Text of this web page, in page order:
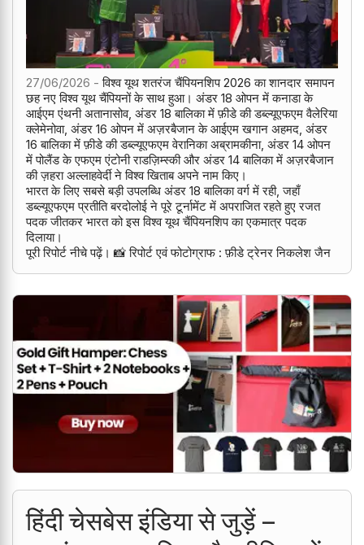
27/06/2026 - विश्व यूथ शतरंज चैंपियनशिप 2026 का शानदार समापन
छह नए विश्व यूथ चैंपियनों के साथ हुआ। अंडर 18 ओपन में कनाडा के
आईएम एंथनी अतानासोव, अंडर 18 बालिका में फ़ीडे की डब्ल्यूएफएम वैलेरिया
क्लेमेनोवा, अंडर 16 ओपन में अज़रबैजान के आईएम खगान अहमद, अंडर
16 बालिका में फ़ीडे की डब्ल्यूएफएम वेरानिका अब्रामकीना, अंडर 14 ओपन
में पोलैंड के एफएम एंटोनी राडज़िम्स्की और अंडर 14 बालिका में अज़रबैजान
की ज़हरा अल्लाहवेर्दी ने विश्व खिताब अपने नाम किए।
भारत के लिए सबसे बड़ी उपलब्धि अंडर 18 बालिका वर्ग में रही, जहाँ
डब्ल्यूएफएम प्रतीति बरदोलोई ने पूरे टूर्नामेंट में अपराजित रहते हुए रजत
पदक जीतकर भारत को इस विश्व यूथ चैंपियनशिप का एकमात्र पदक
दिलाया।
पूरी रिपोर्ट नीचे पढ़ें। 📸 रिपोर्ट एवं फोटोग्राफ : फ़ीडे ट्रेनर निकलेश जैन
हिंदी चेसबेस इंडिया से जुड़ें –